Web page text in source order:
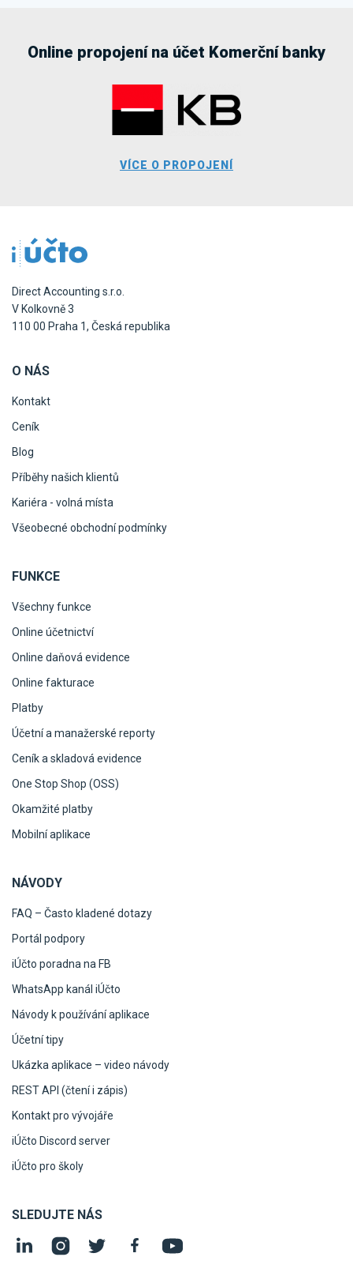
Online propojení na účet Komerční banky
VÍCE O PROPOJENÍ
Direct Accounting s.r.o.
V Kolkovně 3
110 00 Praha 1, Česká republika
O NÁS
Kontakt
Ceník
Blog
Příběhy našich klientů
Kariéra - volná místa
Všeobecné obchodní podmínky
FUNKCE
Všechny funkce
Online účetnictví
Online daňová evidence
Online fakturace
Platby
Účetní a manažerské reporty
Ceník a skladová evidence
One Stop Shop (OSS)
Okamžité platby
Mobilní aplikace
NÁVODY
FAQ – Často kladené dotazy
Portál podpory
iÚčto poradna na FB
WhatsApp kanál iÚčto
Návody k používání aplikace
Účetní tipy
Ukázka aplikace – video návody
REST API (čtení i zápis)
Kontakt pro vývojáře
iÚčto Discord server
iÚčto pro školy
SLEDUJTE NÁS